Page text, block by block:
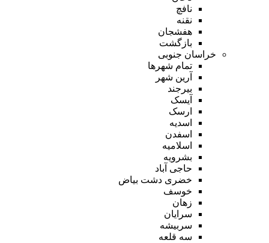
نافچ
نقنه
هفشجان
بازگشت
خراسان جنوبی
تمام شهر‌ها
آرین شهر
بیرجند
آیسک
ارسک
اسدیه
اسفدن
اسلامیه
بشرویه
حاجی آباد
خضری دشت بیاض
خوسف
زهان
سرایان
سربیشه
سه قلعه